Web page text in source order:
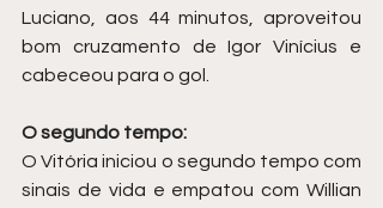
Luciano, aos 44 minutos, aproveitou
bom cruzamento de Igor Vinícius e
cabeceou para o gol.
O segundo tempo:
O Vitória iniciou o segundo tempo com
sinais de vida e empatou com Willian